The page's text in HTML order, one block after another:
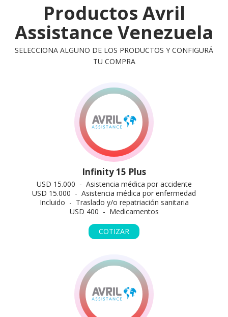
Productos Avril
Assistance Venezuela
SELECCIONA ALGUNO DE LOS PRODUCTOS Y CONFIGURÁ
TU COMPRA
Infinity 15 Plus
USD 15.000 - Asistencia médica por accidente
USD 15.000 - Asistencia médica por enfermedad
Incluido - Traslado y/o repatriación sanitaria
USD 400 - Medicamentos
COTIZAR